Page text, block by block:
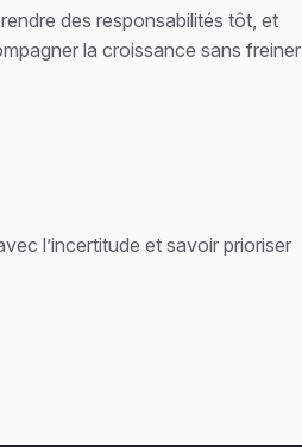
des responsabilités tôt, et
la croissance sans freiner
l’incertitude et savoir prioriser